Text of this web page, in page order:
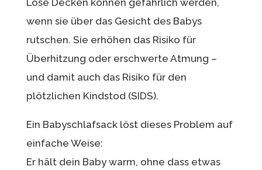
wenn sie über das Gesicht des Babys
rutschen. Sie erhöhen das Risiko für
Überhitzung oder erschwerte Atmung –
und damit auch das Risiko für den
plötzlichen Kindstod (SIDS).
Ein Babyschlafsack löst dieses Problem auf
einfache Weise:
Er hält dein Baby warm, ohne dass etwas